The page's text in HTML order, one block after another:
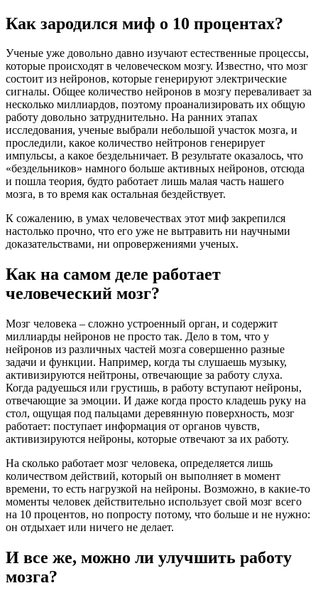
Как зародился миф о 10 процентах?
Ученые уже довольно давно изучают естественные процессы,
которые происходят в человеческом мозгу. Известно, что мозг
состоит из нейронов, которые генерируют электрические
сигналы. Общее количество нейронов в мозгу переваливает за
несколько миллиардов, поэтому проанализировать их общую
работу довольно затруднительно. На ранних этапах
исследования, ученые выбрали небольшой участок мозга, и
проследили, какое количество нейтронов генерирует
импульсы, а какое бездельничает. В результате оказалось, что
«бездельников» намного больше активных нейронов, отсюда
и пошла теория, будто работает лишь малая часть нашего
мозга, в то время как остальная бездействует.
К сожалению, в умах человечествах этот миф закрепился
настолько прочно, что его уже не вытравить ни научными
доказательствами, ни опровержениями ученых.
Как на самом деле работает
человеческий мозг?
Мозг человека – сложно устроенный орган, и содержит
миллиарды нейронов не просто так. Дело в том, что у
нейронов из различных частей мозга совершенно разные
задачи и функции. Например, когда ты слушаешь музыку,
активизируются нейтроны, отвечающие за работу слуха.
Когда радуешься или грустишь, в работу вступают нейроны,
отвечающие за эмоции. И даже когда просто кладешь руку на
стол, ощущая под пальцами деревянную поверхность, мозг
работает: поступает информация от органов чувств,
активизируются нейроны, которые отвечают за их работу.
На сколько работает мозг человека, определяется лишь
количеством действий, который он выполняет в момент
времени, то есть нагрузкой на нейроны. Возможно, в какие-то
моменты человек действительно использует свой мозг всего
на 10 процентов, но попросту потому, что больше и не нужно:
он отдыхает или ничего не делает.
И все же, можно ли улучшить работу
мозга?